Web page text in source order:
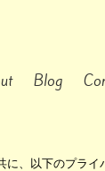
Blog
に、以下のプライ